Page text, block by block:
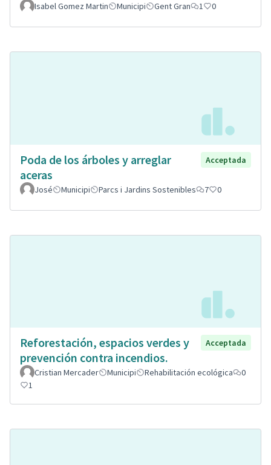
Isabel Gomez Martin Municipi Gent Gran 1 0
Poda de los árboles y arreglar
aceras
Acceptada
José Municipi Parcs i Jardins Sostenibles 7 0
Reforestación, espacios verdes y
prevención contra incendios.
Acceptada
Cristian Mercader Municipi Rehabilitación ecológica
0
1